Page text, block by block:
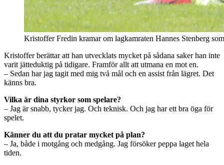
Kristoffer Fredin kramar om lagkamraten Hannes Stenberg
Kristoffer berättar att han utvecklats mycket på sådana saker han inte
varit jätteduktig på tidigare. Framför allt att utmana en mot en.
– Sedan har jag tagit med mig två mål och en assist från lägret. Det
känns bra.
Vilka är dina styrkor som spelare?
– Jag är snabb, tycker jag. Och teknisk. Och jag har ett bra öga för
spelet.
Känner du att du pratar mycket på plan?
– Ja, både i motgång och medgång. Jag försöker peppa laget hela
tiden.